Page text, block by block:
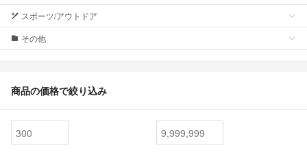
スポーツ/アウトドア
その他
商品の価格で絞り込み